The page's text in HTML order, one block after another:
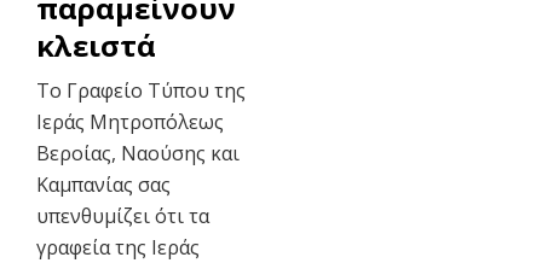
κλειστά
Το Γραφείο Τύπου της
Ιεράς Μητροπόλεως
Βεροίας, Ναούσης και
Καμπανίας σας
υπενθυμίζει ότι τα
γραφεία της Ιεράς